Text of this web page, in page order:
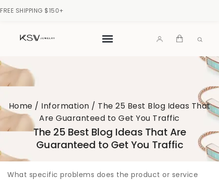
FREE SHIPPING $150+
Home / Information / The 25 Best Blog Ideas That
Are Guaranteed to Get You Traffic
The 25 Best Blog Ideas That Are
Guaranteed to Get You Traffic
What specific problems does the product or service